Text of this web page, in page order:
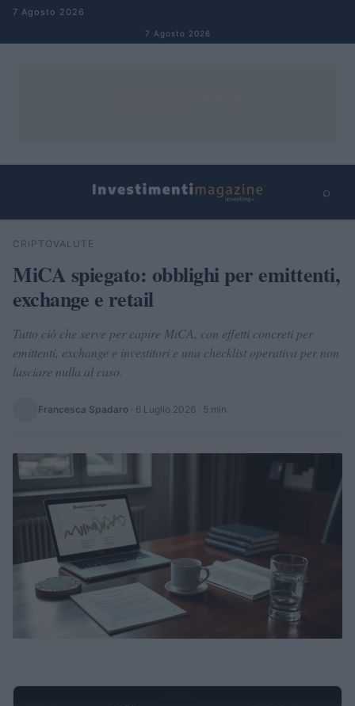
Salta al contenuto
7 Agosto 2026
7 Agosto 2026
⌕
Cerca
CRIPTOVALUTE
MiCA spiegato: obblighi per emittenti,
exchange e retail
Tutto ciò che serve per capire MiCA, con effetti concreti per
emittenti, exchange e investitori e una checklist operativa per non
lasciare nulla al caso.
Francesca Spadaro · 6 Luglio 2026 · 5 min